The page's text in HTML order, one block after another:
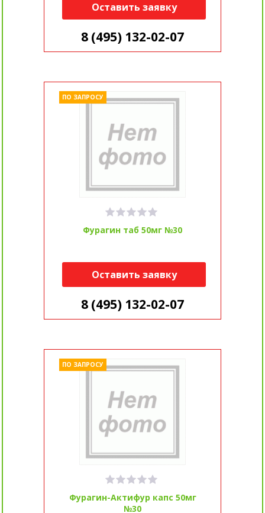
Оставить заявку
8 (495) 132-02-07
Фурагин таб 50мг №30
ПО ЗАПРОСУ
Оставить заявку
8 (495) 132-02-07
Фурагин-Актифур капс 50мг
№30
ПО ЗАПРОСУ